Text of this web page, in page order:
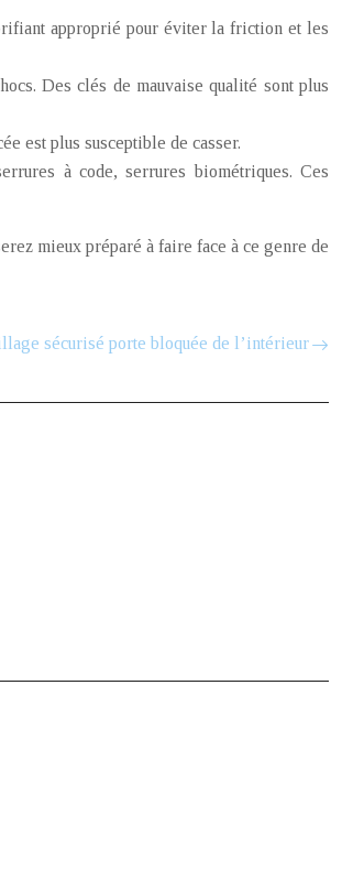
approprié pour éviter la friction et les
Des clés de mauvaise qualité sont plus
est plus susceptible de casser.
à code, serrures biométriques. Ces
mieux préparé à faire face à ce genre de
sécurisé porte bloquée de l’intérieur